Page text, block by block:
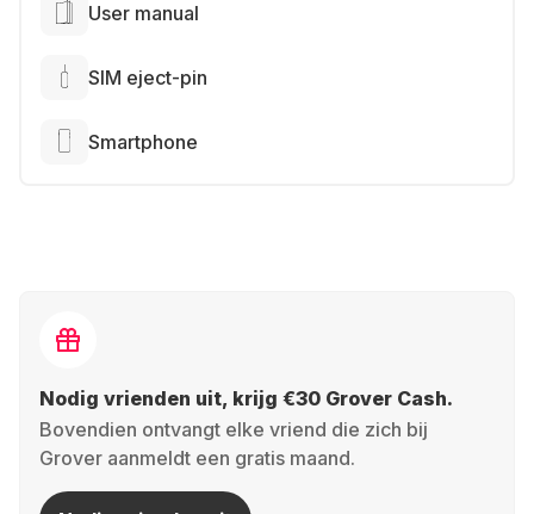
User manual
SIM eject-pin
Smartphone
Nodig vrienden uit, krijg €30 Grover Cash.
Bovendien ontvangt elke vriend die zich bij
Grover aanmeldt een gratis maand.